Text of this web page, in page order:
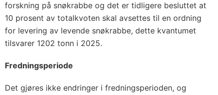
forskning på snøkrabbe og det er tidligere besluttet at
10 prosent av totalkvoten skal avsettes til en ordning
for levering av levende snøkrabbe, dette kvantumet
tilsvarer 1202 tonn i 2025.
Fredningsperiode
Det gjøres ikke endringer i fredningsperioden, og